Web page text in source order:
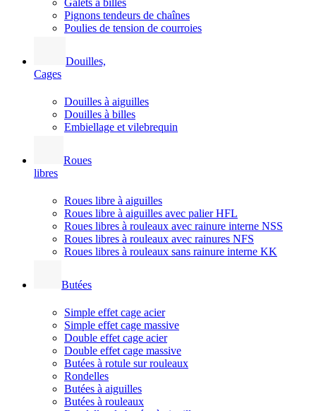
Pignons tendeurs de chaînes
Poulies de tension de courroies
Douilles,
Cages
Douilles à aiguilles
Douilles à billes
Embiellage et vilebrequin
Roues
libres
Roues libre à aiguilles
Roues libre à aiguilles avec palier HFL
Roues libres à rouleaux avec rainure interne NSS
Roues libres à rouleaux avec rainures NFS
Roues libres à rouleaux sans rainure interne KK
Butées
Simple effet cage acier
Simple effet cage massive
Double effet cage acier
Double effet cage massive
Butées à rotule sur rouleaux
Rondelles
Butées à aiguilles
Butées à rouleaux